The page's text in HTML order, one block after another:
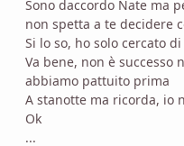
Sono daccordo Nate ma
non spetta a te decidere
Si lo so, ho solo cercato
Va bene, non è successo
abbiamo pattuito prima
A stanotte ma ricorda, io
Ok
...